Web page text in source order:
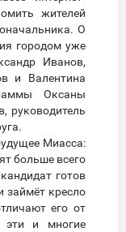
жителей
О
городом уже
Иванов,
и Валентина
Оксаны
руководитель
Миасса:
больше всего
готов
займёт кресло
его от
эти и многие